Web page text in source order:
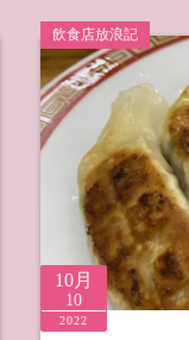
飲食店放浪記
10月
10
2022